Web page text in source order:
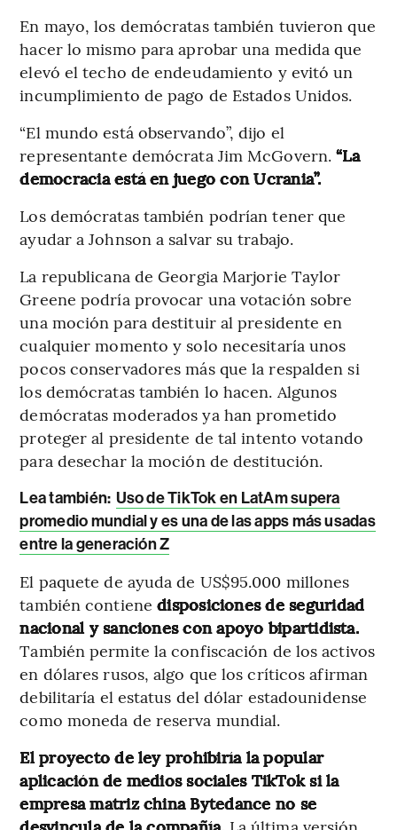
En mayo, los demócratas también tuvieron que
hacer lo mismo para aprobar una medida que
elevó el techo de endeudamiento y evitó un
incumplimiento de pago de Estados Unidos.
“El mundo está observando”, dijo el
representante demócrata Jim McGovern.“La
democracia está en juego con Ucrania”.
Los demócratas también podrían tener que
ayudar a Johnson a salvar su trabajo.
La republicana de Georgia Marjorie Taylor
Greene podría provocar una votación sobre
una moción para destituir al presidente en
cualquier momento y solo necesitaría unos
pocos conservadores más que la respalden si
los demócratas también lo hacen. Algunos
demócratas moderados ya han prometido
proteger al presidente de tal intento votando
para desechar la moción de destitución.
Lea también: Uso de TikTok en LatAm supera
promedio mundial y es una de las apps más usadas
entre la generación Z
El paquete de ayuda de US$95.000 millones
también contienedisposiciones de seguridad
nacional y sanciones con apoyo bipartidista.
También permite la confiscación de los activos
en dólares rusos, algo que los críticos afirman
debilitaría el estatus del dólar estadounidense
como moneda de reserva mundial.
El proyecto de ley prohibiría la popular
aplicación de medios sociales TikTok si la
empresa matriz china Bytedance no se